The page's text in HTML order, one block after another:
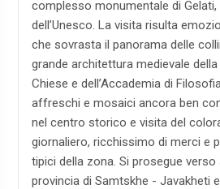
complesso monumentale di
dell’Unesco. La visita risulta
che sovrasta il panorama delle
grande architettura medievale
Chiese e dell’Accademia di
affreschi e mosaici ancora ben
nel centro storico e visita del
giornaliero, ricchissimo di merci e
tipici della zona. Si prosegue
provincia di Samtskhe - Javakheti